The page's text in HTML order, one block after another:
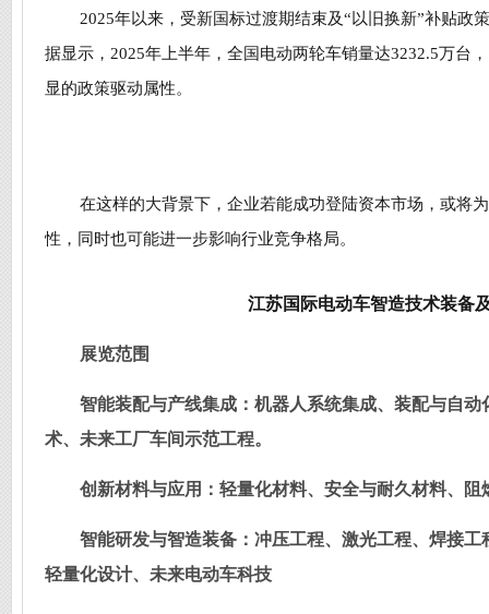
2025年以来，受新国标过渡期结束及“以旧换新”补贴政
据显示，2025年上半年，全国电动两轮车销量达3232.5万台
显的政策驱动属性。
在这样的大背景下，企业若能成功登陆资本市场，或将
性，同时也可能进一步影响行业竞争格局。
江苏国际电动车智造技术装备
展览范围
智能装配与产线集成：机器人系统集成、装配与自
术、未来工厂车间示范工程。
创新材料与应用：轻量化材料、安全与耐久材料、阻
智能研发与智造装备：冲压工程、激光工程、焊接
轻量化设计、未来电动车科技